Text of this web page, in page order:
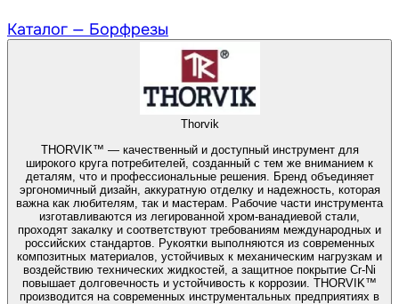
Каталог — Борфрезы
Thorvik
THORVIK™ — качественный и доступный инструмент для
широкого круга потребителей, созданный с тем же вниманием к
деталям, что и профессиональные решения. Бренд объединяет
эргономичный дизайн, аккуратную отделку и надежность, которая
важна как любителям, так и мастерам. Рабочие части инструмента
изготавливаются из легированной хром-ванадиевой стали,
проходят закалку и соответствуют требованиям международных и
российских стандартов. Рукоятки выполняются из современных
композитных материалов, устойчивых к механическим нагрузкам и
воздействию технических жидкостей, а защитное покрытие Cr-Ni
повышает долговечность и устойчивость к коррозии. THORVIK™
производится на современных инструментальных предприятиях в